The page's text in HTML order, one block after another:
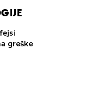
greške